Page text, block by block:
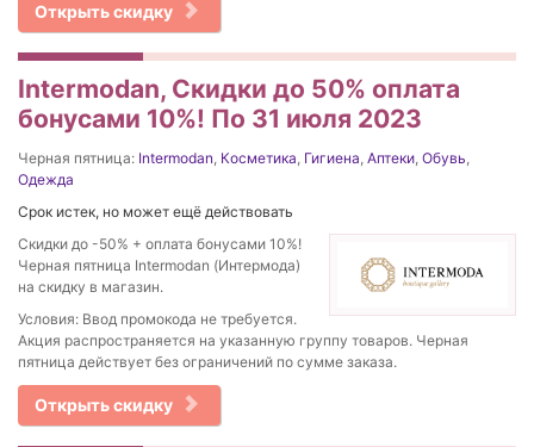
Открыть скидку
Intermodan, Скидки до 50% оплата
бонусами 10%! По 31 июля 2023
Черная пятница: Intermodan, Косметика, Гигиена, Аптеки, Обувь,
Одежда
Срок истек, но может ещё действовать
Скидки до -50% + оплата бонусами 10%!
Черная пятница Intermodan (Интермода)
на скидку в магазин.
Условия: Ввод промокода не требуется.
Акция распространяется на указанную группу товаров. Черная
пятница действует без ограничений по сумме заказа.
Открыть скидку